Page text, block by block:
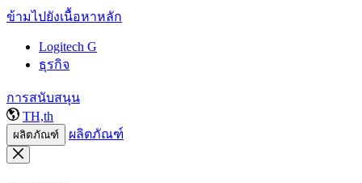
ข้ามไปยังเนื้อหาหลัก
Logitech G
ธุรกิจ
การสนับสนุน
TH,th
ผลิตภัณฑ์ ผลิตภัณฑ์